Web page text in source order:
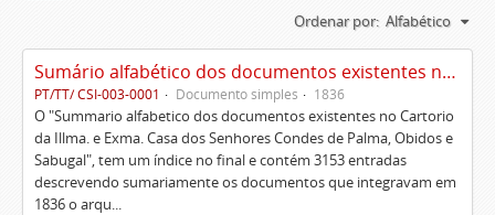
Ordenar por: Alfabético
Sumário alfabético dos documentos existentes no Cartório da Ilustríssima e Excelentíssima Casa dos senhores condes de Palma, Óbidos e Sabugal
PT/TT/ CSI-003-0001 Documento simples 1836
O "Summario alfabetico dos documentos existentes no Cartorio
da Illma. e Exma. Casa dos Senhores Condes de Palma, Obidos e
Sabugal", tem um índice no final e contém 3153 entradas
descrevendo sumariamente os documentos que integravam em
1836 o arqu...